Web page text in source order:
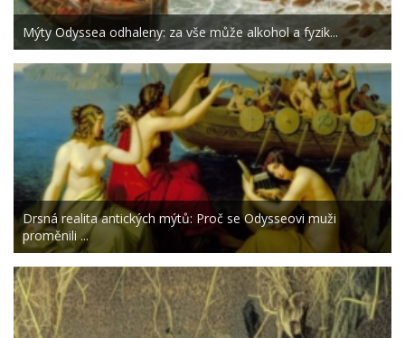
Mýty Odyssea odhaleny: za vše může alkohol a fyzik...
Drsná realita antických mýtů: Proč se Odysseovi muži
proměnili ...